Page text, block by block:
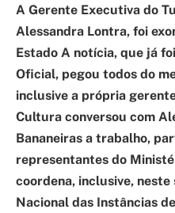
A Gerente Executiva do
Alessandra Lontra, foi
Estado A notícia, que já
Oficial, pegou todos do
inclusive a própria
Cultura conversou com
Bananeiras a trabalho,
representantes do
coordena, inclusive, neste
Nacional das Instâncias